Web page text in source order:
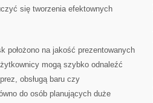
się tworzenia efektownych
położono na jakość prezentowanych
mogą szybko odnaleźć
obsługą baru czy
do osób planujących duże